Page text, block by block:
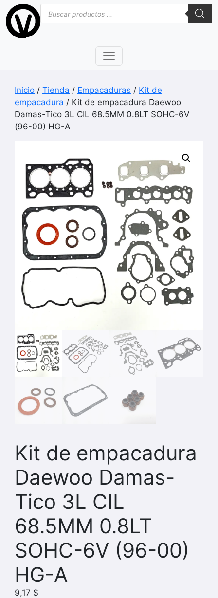
Saltar
al
contenido
Búsqueda
de
productos
Inicio / Tienda / Empacaduras / Kit de
empacadura / Kit de empacadura Daewoo
Damas-Tico 3L CIL 68.5MM 0.8LT SOHC-6V
(96-00) HG-A
Kit de empacadura
Daewoo Damas-
Tico 3L CIL
68.5MM 0.8LT
SOHC-6V (96-00)
HG-A
9,17 $